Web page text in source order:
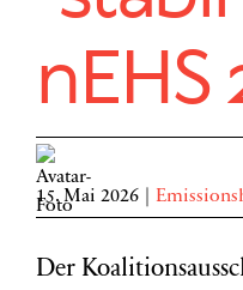
nEHS
15. Mai 2026
Der